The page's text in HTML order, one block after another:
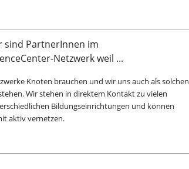
sind PartnerInnen im
Netzwerk weil ...
Knoten brauchen und wir uns auch als solchen
Wir stehen in direktem Kontakt zu vielen
Bildungseinrichtungen und können
aktiv vernetzen.